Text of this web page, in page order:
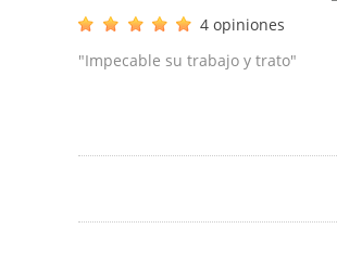
4 opiniones
"Impecable su trabajo y trato"